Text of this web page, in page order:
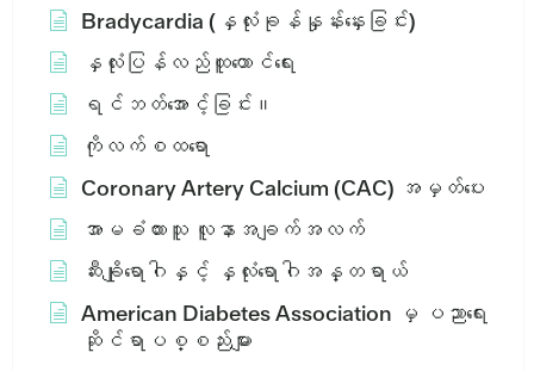
Bradycardia (နှလုံးခုန်နှုန်းနှေးခြင်း)
နှလုံးပြန်လည်ထူထောင်ရေး
ရင်ဘတ်အောင့်ခြင်း။
ကိုလက်စထရော
Coronary Artery Calcium (CAC) အမှတ်ပေး
အာမခံထားသူ လူနာအချက်အလက်
ဆီးချိုရောဂါနှင့် နှလုံးရောဂါအန္တရာယ်
American Diabetes Association မှ ပညာရေး
ဆိုင်ရာပစ္စည်းများ